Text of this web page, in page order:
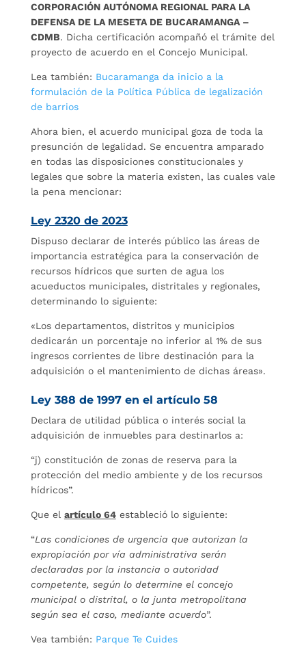
CORPORACIÓN AUTÓNOMA REGIONAL PARA LA
DEFENSA DE LA MESETA DE BUCARAMANGA –
CDMB. Dicha certificación acompañó el trámite del
proyecto de acuerdo en el Concejo Municipal.
Lea también: Bucaramanga da inicio a la
formulación de la Política Pública de legalización
de barrios
Ahora bien, el acuerdo municipal goza de toda la
presunción de legalidad. Se encuentra amparado
en todas las disposiciones constitucionales y
legales que sobre la materia existen, las cuales vale
la pena mencionar:
Ley 2320 de 2023
Dispuso declarar de interés público las áreas de
importancia estratégica para la conservación de
recursos hídricos que surten de agua los
acueductos municipales, distritales y regionales,
determinando lo siguiente:
«Los departamentos, distritos y municipios
dedicarán un porcentaje no inferior al 1% de sus
ingresos corrientes de libre destinación para la
adquisición o el mantenimiento de dichas áreas».
Ley 388 de 1997 en el artículo 58
Declara de utilidad pública o interés social la
adquisición de inmuebles para destinarlos a:
“j) constitución de zonas de reserva para la
protección del medio ambiente y de los recursos
hídricos”.
Que el artículo 64estableció lo siguiente:
“Las condiciones de urgencia que autorizan la
expropiación por vía administrativa serán
declaradas por la instancia o autoridad
competente, según lo determine el concejo
municipal o distrital, o la junta metropolitana
según sea el caso, mediante acuerdo”.
Vea también: Parque Te Cuides